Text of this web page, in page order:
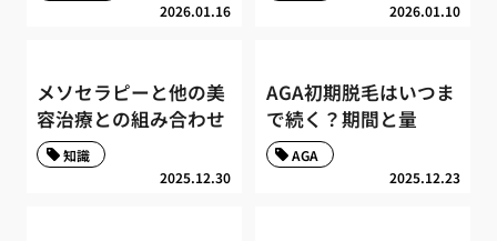
2026.01.16 2026.01.10
メソセラピーと他の美
容治療との組み合わせ
2025.12.30
知識
AGA初期脱毛はいつま
で続く？期間と量
2025.12.23
AGA